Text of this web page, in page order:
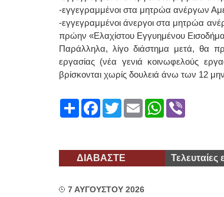
-εγγεγραμμένοι στα μητρώα ανέργων
-εγγεγραμμένοι άνεργοι στα μητρώα
πρώην «Ελαχίστου Εγγυημένου
Παράλληλα, λίγο διάστημα μετά, θα
εργασίας (νέα γενιά κοινωφελούς
βρίσκονται χωρίς δουλειά άνω των 12
ShareFacebook
TwitterEmailWhatsApp
Viber
ΔΙΑΒΑΣΤΕ Τελευταίες
7 ΑΥΓΟΥΣΤΟΥ 2026